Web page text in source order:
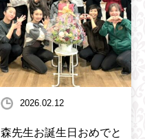
2026.02.12
森先生お誕生日おめでと